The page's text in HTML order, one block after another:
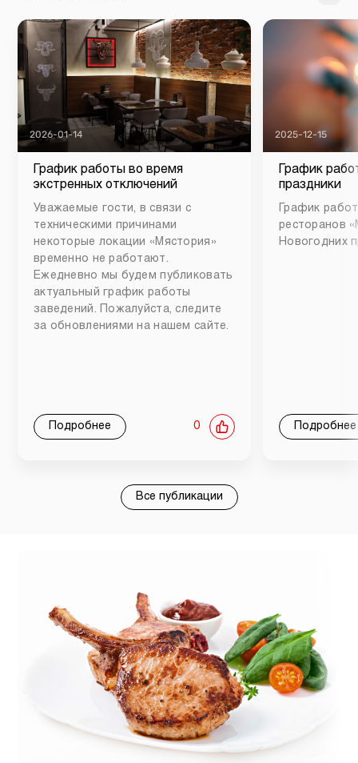
2026-01-14
График работы во время
экстренных отключений
Уважаемые гости, в связи с
техническими причинами
некоторые локации «Мястория»
временно не работают.
Ежедневно мы будем публиковать
актуальный график работы
заведений. Пожалуйста, следите
за обновлениями на нашем сайте.
Подробнее 0
2025-12-15
График
праздники
График
ресторанов
Новогодних
Подробнее
Все публикации